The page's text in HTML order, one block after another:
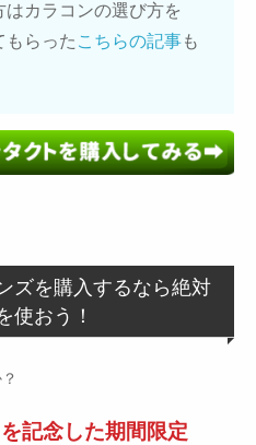
カラコンの選び方を
もらった こちらの記事も
ズを購入するなら絶対
使おう！
記念した期間限定